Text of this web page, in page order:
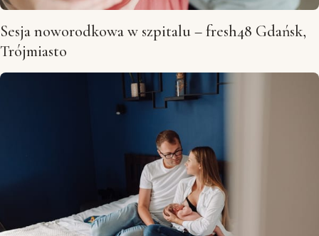
Sesja noworodkowa w szpitalu – fresh48 Gdańsk,
Trójmiasto